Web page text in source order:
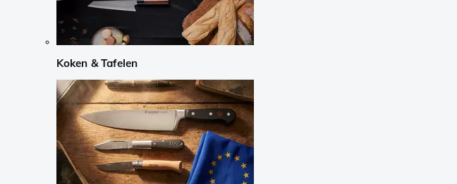
Koken & Tafelen